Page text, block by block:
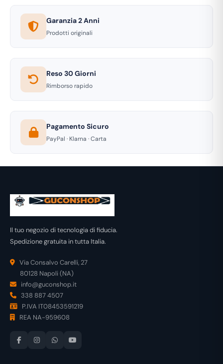
Garanzia 2 Anni
Prodotti originali
Reso 30 Giorni
Rimborso rapido
Pagamento Sicuro
PayPal · Klarna · Carta
Il tuo negozio di tecnologia di fiducia.
Spedizione gratuita in tutta Italia.
Via Consalvo Carelli, 27
80128 Napoli (NA)
info@guconshop.it
338 887 4507
P.IVA IT08453591219
REA NA-959608